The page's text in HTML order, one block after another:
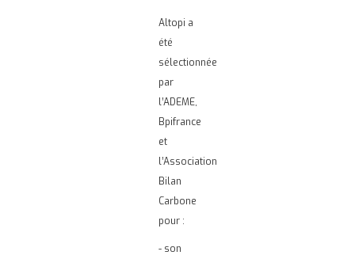
Altopi a
été
sélectionnée
par
l’ADEME,
Bpifrance
et
l’Association
Bilan
Carbone
pour :
- son